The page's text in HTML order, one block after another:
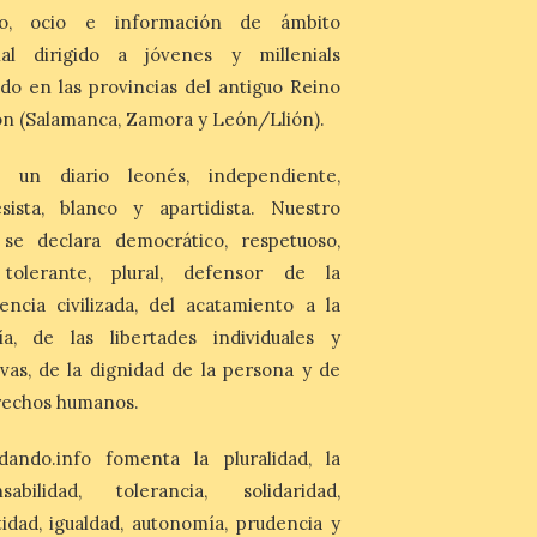
cargo de Arturo Martínez
Matilla
8 Ago 2026
El Ayuntamiento de La
Martínez Matilla como
pregonero de las Fiestas
2026. Tendrá lugar este
sábado 8 de agosto a las 21,00 horas en el
teatro municipal de La Bañeza. El
comunicador astorgano Arturo Martínez
Matilla, […]
La I Feria de la Cerveza
Artesana de Astorga
arranca con una gran
8 Ago 2026
La inauguración contó
con la presencia del
ocio e información de ámbito
dirigido a jóvenes y millenials
en las provincias del antiguo Reino
(Salamanca, Zamora y León/Llión).
un diario leonés, independiente,
blanco y apartidista. Nuestro
declara democrático, respetuoso,
tolerante, plural, defensor de la
civilizada, del acatamiento a la
de las libertades individuales y
de la dignidad de la persona y de
humanos.
fomenta la pluralidad, la
tolerancia, solidaridad,
igualdad, autonomía, prudencia y